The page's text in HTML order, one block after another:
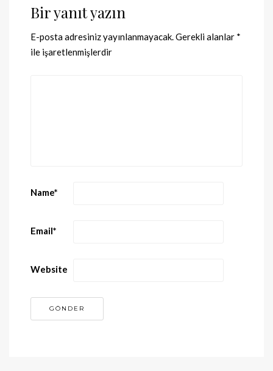
Bir yanıt yazın
E-posta adresiniz yayınlanmayacak.Gerekli alanlar *
ile işaretlenmişlerdir
Name*
Email*
Website